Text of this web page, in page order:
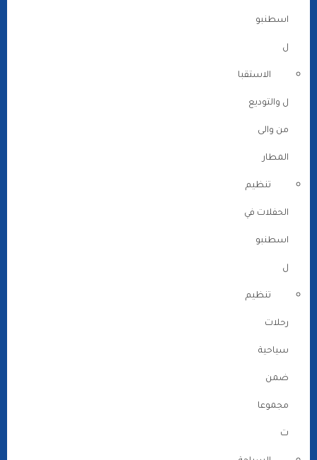
اسطنبو
ل
الاستقبا
ل والتوديع
من والى
المطار
تنظيم
الحفلات في
اسطنبو
ل
تنظيم
رحلات
سياحية
ضمن
مجموعا
ت